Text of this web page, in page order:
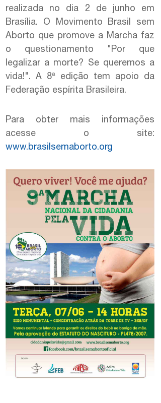
realizada no dia 2 de junho em
Brasília. O Movimento Brasil sem
Aborto que promove a Marcha faz
o questionamento "Por que
legalizar a morte? Se queremos a
vida!". A 8ª edição tem apoio da
Federação espírita Brasileira.
Para obter mais informações
acesse o site:
www.brasilsemaborto.org